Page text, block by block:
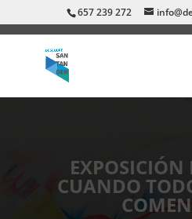
657 239 272
CUANDO